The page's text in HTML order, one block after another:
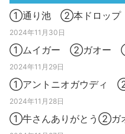
①通り池 ②本ドロップ
2024年11月30日
①ムイガー ②ガオー ③
2024年11月29日
①アントニオガウディ
2024年11月28日
①牛さんありがとう②ガ